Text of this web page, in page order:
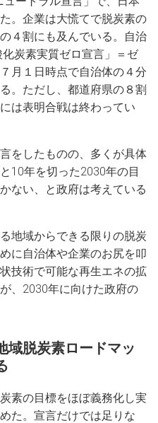
。企業は大慌てで脱炭素の
４割にも及んでいる。自治
炭素実質ゼロ宣言」＝ゼ
月１日時点で自治体の４分
。ただし、都道府県の８割
は表明合戦は終わってい
をしたものの、多くが具体
10年を切った2030年の目
ない、と政府は考えている
地域からできる限りの脱炭
に自治体や企業のお尻を叩
技術で可能な再生エネの拡
、2030年に向けた政府の
域脱炭素ロードマッ
素の目標をほぼ義務化し実
た。宣言だけでは足りな